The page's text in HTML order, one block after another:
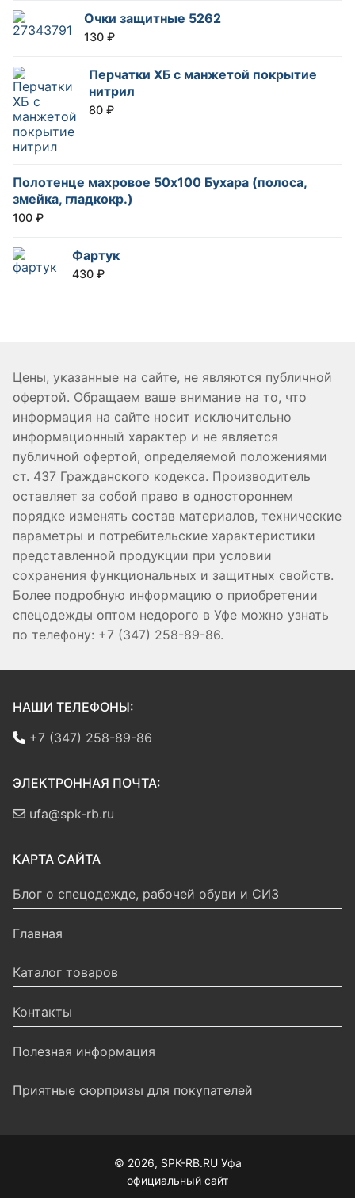
Очки защитные 5262
130 ₽
Перчатки ХБ с манжетой покрытие
нитрил
80 ₽
Полотенце махровое 50х100 Бухара (полоса,
змейка, гладкокр.)
100 ₽
Фартук
430 ₽
Цены, указанные на сайте, не являются публичной
офертой. Обращаем ваше внимание на то, что
информация на сайте носит исключительно
информационный характер и не является
публичной офертой, определяемой положениями
ст. 437 Гражданского кодекса. Производитель
оставляет за собой право в одностороннем
порядке изменять состав материалов, технические
параметры и потребительские характеристики
представленной продукции при условии
сохранения функциональных и защитных свойств.
Более подробную информацию о приобретении
спецодежды оптом недорого в Уфе можно узнать
по телефону: +7 (347) 258-89-86.
НАШИ ТЕЛЕФОНЫ:
+7 (347) 258-89-86
ЭЛЕКТРОННАЯ ПОЧТА:
ufa@spk-rb.ru
КАРТА САЙТА
Блог о спецодежде, рабочей обуви и СИЗ
Главная
Каталог товаров
Контакты
Полезная информация
Приятные сюрпризы для покупателей
© 2026, SPK-RB.RU Уфа
официальный сайт